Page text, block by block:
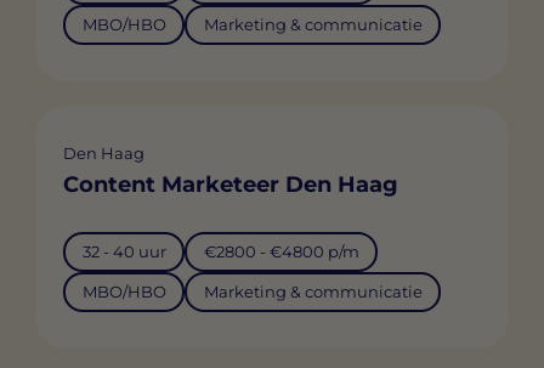
MBO/HBO Marketing & communicatie
Den Haag
Content Marketeer Den Haag
32 - 40 uur €2800 - €4800 p/m
MBO/HBO Marketing & communicatie